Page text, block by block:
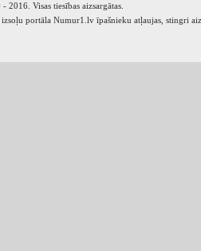
Visas tiesības aizsargātas.
portāla Numur1.lv īpašnieku atļaujas, stingri